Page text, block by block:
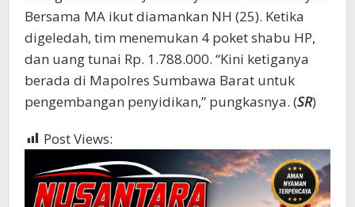
Bersama MA ikut diamankan NH (25). Ketika
digeledah, tim menemukan 4 poket shabu HP,
dan uang tunai Rp. 1.788.000. “Kini ketiganya
berada di Mapolres Sumbawa Barat untuk
pengembangan penyidikan,” pungkasnya. (SR)
Post Views: